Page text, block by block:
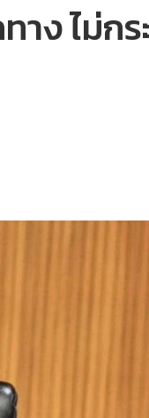
าง ไม่ก